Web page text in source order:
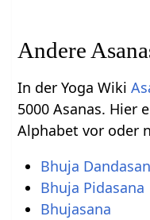
Andere
In der Yoga Wiki
5000 Asanas. Hier
Alphabet vor oder
Bhuja
Bhuja Pidasana
Bhujasana